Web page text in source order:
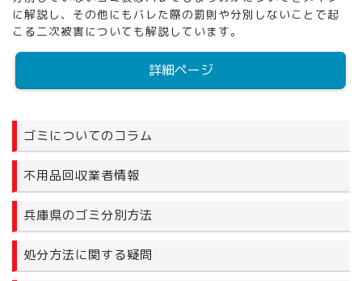
に解説し、その他にもバレた際の罰則や分別しないことで起
こる二次被害についても解説しています。
詳細ページ
ゴミについてのコラム
不用品回収業者情報
兵庫県のゴミ分別方法
処分方法に関する疑問